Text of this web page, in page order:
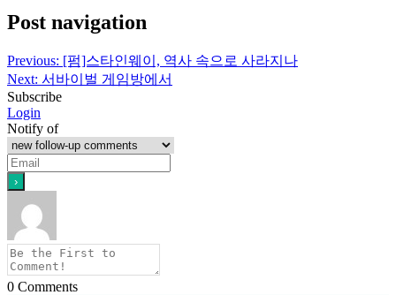
Post navigation
Previous: [펌]스타인웨이, 역사 속으로 사라지나
Next: 서바이벌 게임방에서
Subscribe
Login
Notify of
0 Comments